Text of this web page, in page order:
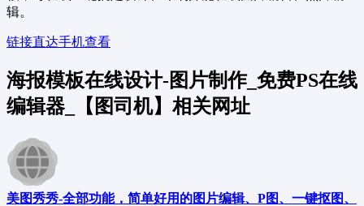
辑。
链接直达手机查看
海报模板在线设计-图片制作_免费PS在线
编辑器_【图司机】相关网址
美图秀秀-全部功能，简单好用的图片编辑、P图、一键抠图、